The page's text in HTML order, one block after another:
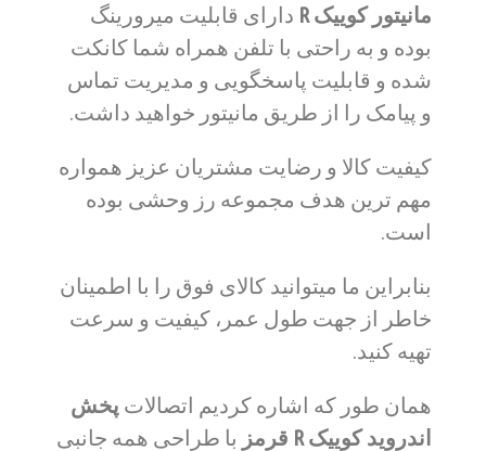
مانیتور کوییک R
دارای قابلیت میرورینگ
بوده و به راحتی با تلفن همراه شما کانکت
شده و قابلیت پاسخگویی و مدیریت تماس
و پیامک را از طریق مانیتور خواهید داشت.
کیفیت کالا و رضایت مشتریان عزیز همواره
مهم ترین هدف مجموعه رز وحشی بوده
است.
بنابراین ما میتوانید کالای فوق را با اطمینان
خاطر از جهت طول عمر، کیفیت و سرعت
تهیه کنید.
همان طور که اشاره کردیم اتصالات پخش
اندروید کوییک R قرمز
با طراحی همه جانبی